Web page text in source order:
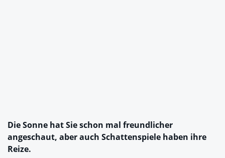
Die Sonne hat Sie schon mal freundlicher
angeschaut, aber auch Schattenspiele haben ihre
Reize.